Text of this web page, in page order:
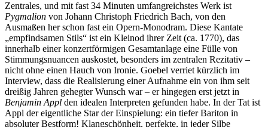
Zentrales, und mit fast 34 Minuten umfangreichstes Werk ist
Pygmalion von Johann Christoph Friedrich Bach, von den
Ausmaßen her schon fast ein Opern-Monodram. Diese Kantate
„empfindsamen Stils“ ist ein Kleinod ihrer Zeit (ca. 1770), das
innerhalb einer konzertförmigen Gesamtanlage eine Fülle von
Stimmungsnuancen auskostet, besonders im zentralen Rezitativ –
nicht ohne einen Hauch von Ironie. Goebel verriet kürzlich im
Interview, dass die Realisierung einer Aufnahme ein von ihm seit
dreißig Jahren gehegter Wunsch war – er hingegen erst jetzt in
Benjamin Appl den idealen Interpreten gefunden habe. In der Tat ist
Appl der eigentliche Star der Einspielung: ein tiefer Bariton in
absoluter Bestform! Klangschönheit, perfekte, in jeder Silbe